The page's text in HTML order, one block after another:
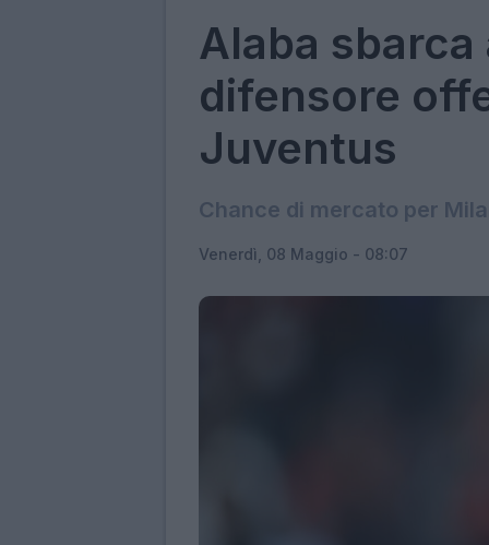
Alaba sbarca
difensore
Juventus
Chance di mercato per
Venerdì, 08 Maggio - 08:07